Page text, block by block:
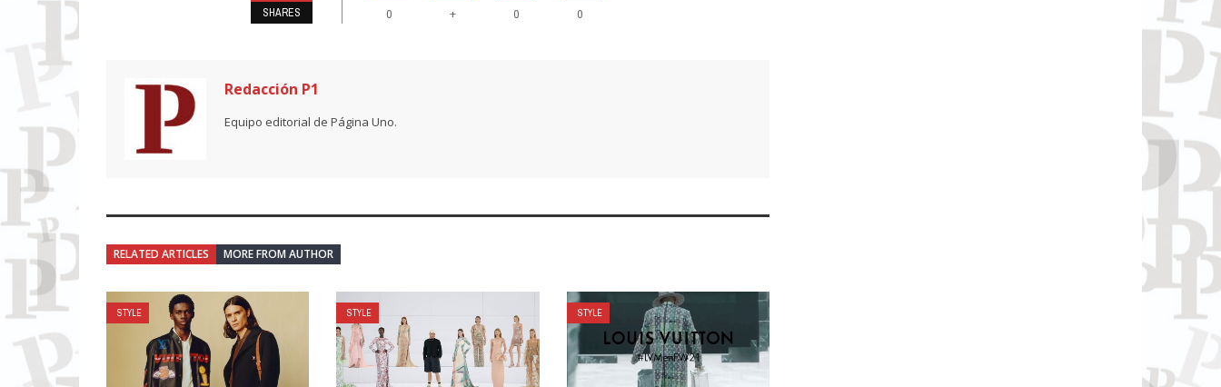
SHARES 0 + 0 0
Redacción P1
Equipo editorial de Página Uno.
RELATED ARTICLES MORE FROM AUTHOR
STYLE STYLE STYLE